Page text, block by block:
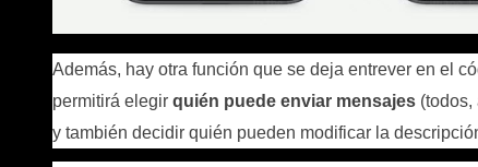
Además, hay otra función que se deja entrever en el
permitirá elegir quién puede enviar mensajes
y también decidir quién pueden modificar la